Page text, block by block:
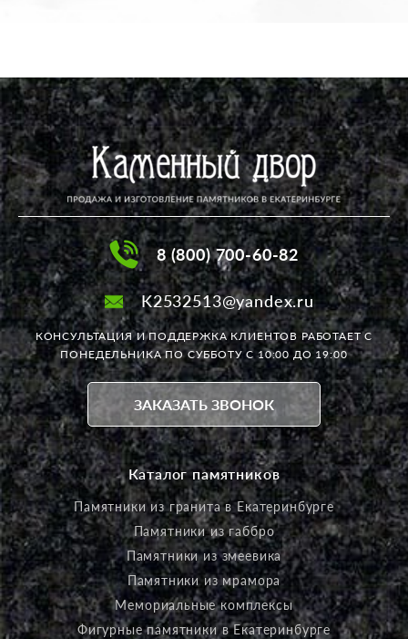
8 (800) 700-60-82
K2532513@yandex.ru
КОНСУЛЬТАЦИЯ И ПОДДЕРЖКА КЛИЕНТОВ РАБОТАЕТС
ПОНЕДЕЛЬНИКА ПО СУББОТУ С 10:00 ДО 19:00
ЗАКАЗАТЬ ЗВОНОК
Каталог памятников
Памятники из гранита в Екатеринбурге
Памятники из габбро
Памятники из змеевика
Памятники из мрамора
Мемориальные комплексы
Фигурные памятники в Екатеринбурге